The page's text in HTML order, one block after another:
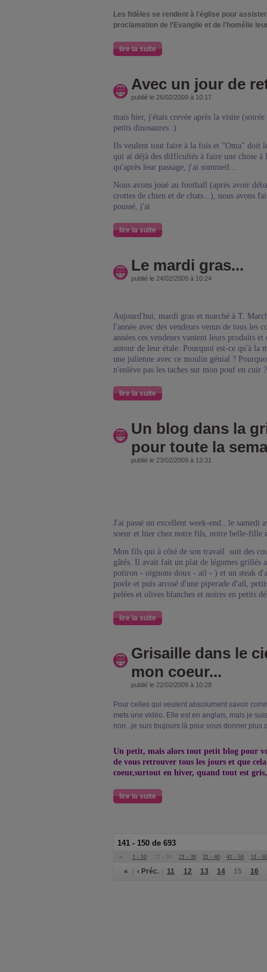
Les fidèles se rendent à l'église pour
proclamation de l'Evangile et de l'homélie
lire la suite
Avec un jour de
publié le 26/02/2009 à 10:17
mais hier, j'étais crevée après la visite
petits dinosaures :)
Ils veulent tout faire à la fois et "Oma" doit
qui ai déjà des difficultés à faire une chose
qu'après leur passage, j'ai sommeil...
Nous avons joué au football (après avoir
crottes de chien et de chats...), nous avons
poussé, j'ai
lire la suite
Le mardi gras...
publié le 24/02/2009 à 10:24
Aujourd'hui, mardi gras et marché à T.
l'année avec des vendeurs venus de tous les
années ces vendeurs vantent leurs produits
autour de leur étale. Pourquoi est-ce qu'à la
une julienne avec ce moulin génial ?
n'enlève pas les taches sur mon pouf en cuir
lire la suite
Un blog dans la
pour toute la
publié le 23/02/2009 à 13:31
J'ai passé un excellent week-end...le samedi
soeur et hier chez notre fils, notre belle-fille
Mon fils qui à côté de son travail suit des
gâtés. Il avait fait un plat de légumes grillés
potiron - oignons doux - ail - ) et un steak
poele et puis arrosé d'une piperade d'ail,
pelées et olives blanches et noires en petits
lire la suite
Grisaille dans le
mon coeur...
publié le 22/02/2009 à 10:28
Pour celles qui veulent absolument savoir
mets une vidéo. Elle est en anglais, mais je
non...je suis toujours là pour vous donner plus
Un petit, mais alors tout petit blog pour
de vous retrouver tous les jours et que
coeur,surtout en hiver, quand tout est
lire la suite
141 - 150 de 693
« 1 - 10 11 - 20 21 - 30 31 - 40 41 - 50 51 -
« ‹ Préc. 11 12 13 14 15 16